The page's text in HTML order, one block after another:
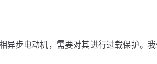
异步电动机，需要对其进行过载保护。